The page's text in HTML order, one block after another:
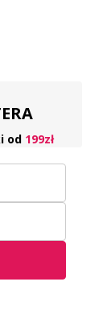
od 199zł